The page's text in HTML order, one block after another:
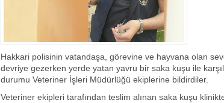
19:13
- Bakan Yardımcısı Çelik, Aşiret
19:10 - Hakkari'de 503 kilogram Esrar ele
19:08
- Bakan Yardımcısı Ali Çelik
Hakkari polisinin vatandaşa, görevine ve hayvana olan
devriye gezerken yerde yatan yavru bir saka kuşu ile
durumu Veteriner İşleri Müdürlüğü ekiplerine bildirdiler.
Veteriner ekipleri tarafından teslim alınan saka kuşu